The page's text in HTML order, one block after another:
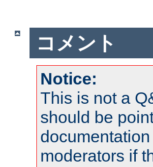
コメント
Notice:
This is not a
should be
moderators if